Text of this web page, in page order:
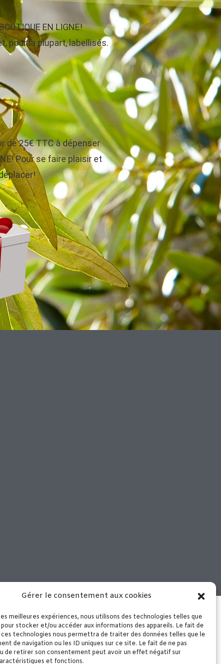
Gérer le consentement aux cookies
meilleures expériences, nous utilisons des technologies telles que
stocker et/ou accéder aux informations des appareils. Le fait de
technologies nous permettra de traiter des données telles que le
de navigation ou les ID uniques sur ce site. Le fait de ne pas
de retirer son consentement peut avoir un effet négatif sur
et fonctions.
EN LIGNE!
pour la plupart, labellisés.
de 25€ TTC à dépenser
Pour se faire plaisir et
– Arrivage le mercredi matin